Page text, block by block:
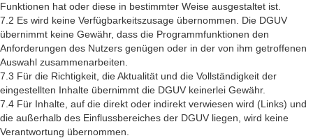
Funktionen hat oder diese in bestimmter Weise ausgestaltet ist.
7.2 Es wird keine Verfügbarkeitszusage übernommen. Die DGUV
übernimmt keine Gewähr, dass die Programmfunktionen den
Anforderungen des Nutzers genügen oder in der von ihm getroffenen
Auswahl zusammenarbeiten.
7.3 Für die Richtigkeit, die Aktualität und die Vollständigkeit der
eingestellten Inhalte übernimmt die DGUV keinerlei Gewähr.
7.4 Für Inhalte, auf die direkt oder indirekt verwiesen wird (Links) und
die außerhalb des Einflussbereiches der DGUV liegen, wird keine
Verantwortung übernommen.